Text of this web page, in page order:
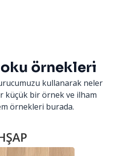
örnekleri
kullanarak neler
küçük bir örnek ve ilham
örnekleri burada.